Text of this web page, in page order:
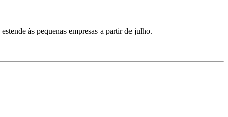
às pequenas empresas a partir de julho.